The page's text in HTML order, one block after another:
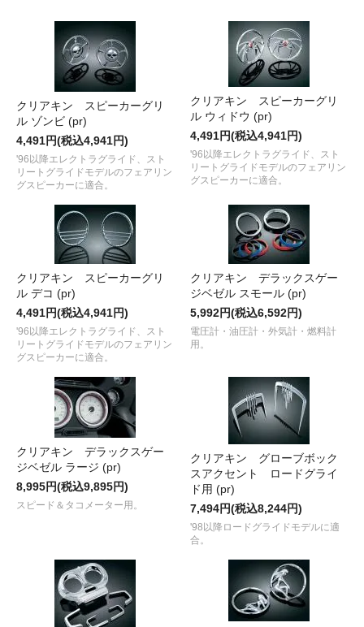
クリアキン スピーカーグリ
ル ゾンビ (pr)
4,491円(税込4,941円)
'96以降エレクトラグライド、スト
リートグライドモデルのフェアリン
グスピーカーに適合。
クリアキン スピーカーグリ
ル ウィドウ (pr)
4,491円(税込4,941円)
'96以降エレクトラグライド、スト
リートグライドモデルのフェアリン
グスピーカーに適合。
クリアキン スピーカーグリ
ル デコ (pr)
4,491円(税込4,941円)
'96以降エレクトラグライド、スト
リートグライドモデルのフェアリン
グスピーカーに適合。
クリアキン デラックスゲー
ジベゼル スモール (pr)
5,992円(税込6,592円)
電圧計・油圧計・外気計・燃料計
用。
クリアキン デラックスゲー
ジベゼル ラージ (pr)
8,995円(税込9,895円)
スピード＆タコメーター用。
クリアキン グローブボック
スアクセント ロードグライ
ド用 (pr)
7,494円(税込8,244円)
'98以降ロードグライドモデルに適
合。